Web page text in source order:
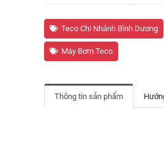
Teco Chi Nhánh Bình Dương
Máy Bơm Teco
Thông tin sản phẩm